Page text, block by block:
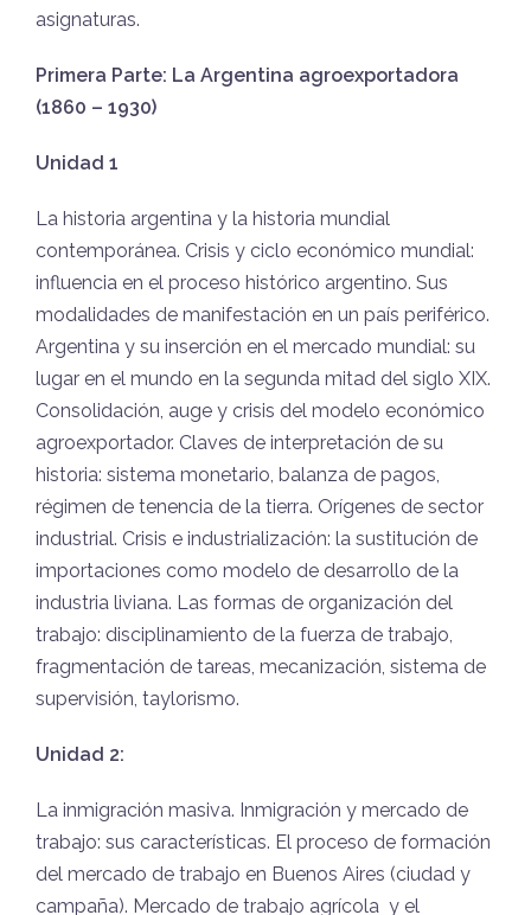
asignaturas.
Primera Parte: La Argentina agroexportadora
(1860 – 1930)
Unidad 1
La historia argentina y la historia mundial
contemporánea. Crisis y ciclo económico mundial:
influencia en el proceso histórico argentino. Sus
modalidades de manifestación en un país periférico.
Argentina y su inserción en el mercado mundial: su
lugar en el mundo en la segunda mitad del siglo XIX.
Consolidación, auge y crisis del modelo económico
agroexportador. Claves de interpretación de su
historia: sistema monetario, balanza de pagos,
régimen de tenencia de la tierra. Orígenes de sector
industrial. Crisis e industrialización: la sustitución de
importaciones como modelo de desarrollo de la
industria liviana. Las formas de organización del
trabajo: disciplinamiento de la fuerza de trabajo,
fragmentación de tareas, mecanización, sistema de
supervisión, taylorismo.
Unidad 2:
La inmigración masiva. Inmigración y mercado de
trabajo: sus características. El proceso de formación
del mercado de trabajo en Buenos Aires (ciudad y
campaña). Mercado de trabajo agrícola y el